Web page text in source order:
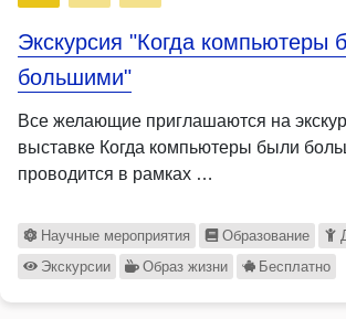
Экскурсия "Когда компьютеры
большими"
Все желающие приглашаются на
выставке Когда компьютеры были
проводится в рамках …
Научные мероприятия Образование
Экскурсии
Образ жизни Бесплатно